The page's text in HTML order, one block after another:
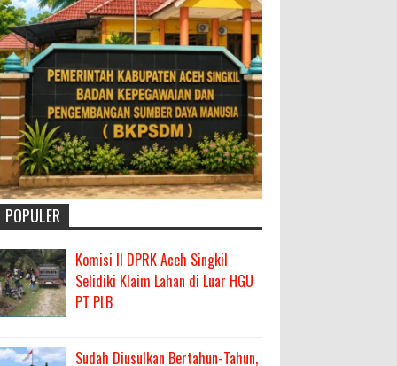
POPULER
Komisi II DPRK Aceh Singkil
Selidiki Klaim Lahan di Luar HGU
PT PLB
Sudah Diusulkan Bertahun-Tahun,